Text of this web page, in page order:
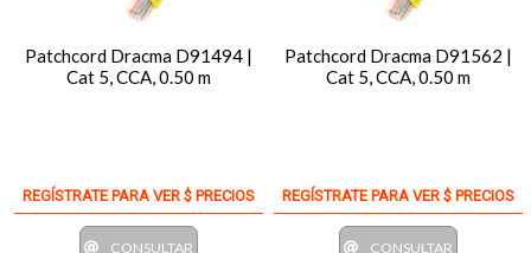
Patchcord Dracma D91494 |
Cat 5, CCA, 0.50 m
REGÍSTRATE PARA VER $ PRECIOS
CONSULTAR
Patchcord Dracma D91562 |
Cat 5, CCA, 0.50 m
REGÍSTRATE PARA VER $ PRECIOS
CONSULTAR